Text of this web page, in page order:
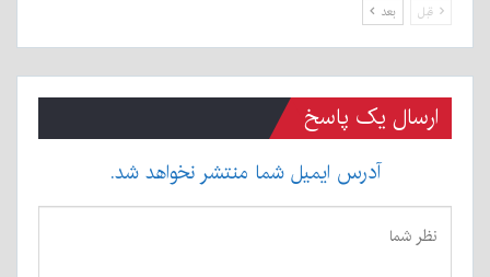
قبل بعد
ارسال یک پاسخ
آدرس ایمیل شما منتشر نخواهد شد.